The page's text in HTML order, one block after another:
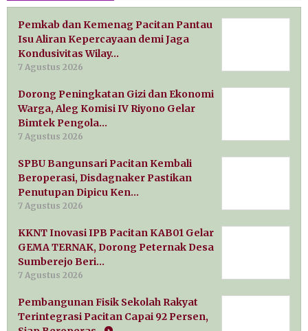
Pemkab dan Kemenag Pacitan Pantau
Isu Aliran Kepercayaan demi Jaga
Kondusivitas Wilay…
7 Agustus 2026
Dorong Peningkatan Gizi dan Ekonomi
Warga, Aleg Komisi IV Riyono Gelar
Bimtek Pengola…
7 Agustus 2026
SPBU Bangunsari Pacitan Kembali
Beroperasi, Disdagnaker Pastikan
Penutupan Dipicu Ken…
7 Agustus 2026
KKNT Inovasi IPB Pacitan KAB01 Gelar
GEMA TERNAK, Dorong Peternak Desa
Sumberejo Beri…
7 Agustus 2026
Pembangunan Fisik Sekolah Rakyat
Terintegrasi Pacitan Capai 92 Persen,